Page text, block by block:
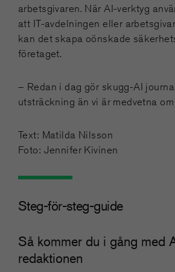
arbetsgivaren. När AI-verktyg
att IT-avdelningen eller
kan det skapa oönskade
företaget.
– Redan i dag gör skugg-AI
utsträckning än vi är medvetna
Text: Matilda Nilsson
Foto: Jennifer Kivinen
Steg-för-steg-guide
Så kommer du i gång med
redaktionen